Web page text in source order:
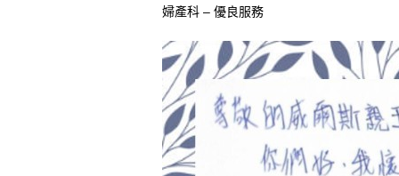
婦產科 – 優良服務